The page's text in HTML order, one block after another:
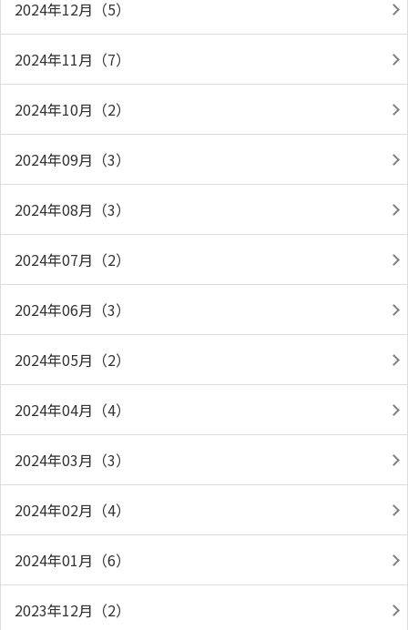
2024年12月（5）
2024年11月（7）
2024年10月（2）
2024年09月（3）
2024年08月（3）
2024年07月（2）
2024年06月（3）
2024年05月（2）
2024年04月（4）
2024年03月（3）
2024年02月（4）
2024年01月（6）
2023年12月（2）